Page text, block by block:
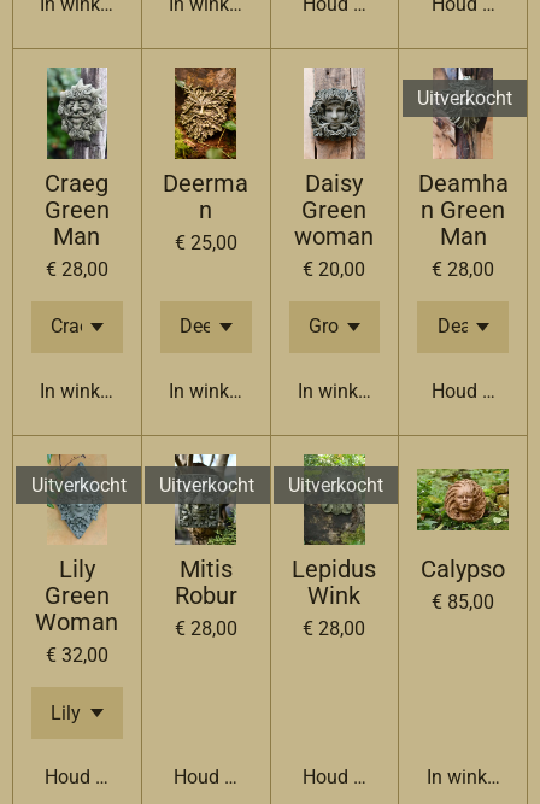
Craeg
Green
Man
€ 28,00
In winkelwagen
Deerma
n
€ 25,00
In winkelwagen
Daisy
Green
woman
€ 20,00
In winkelwagen
Uitverkocht
Deamha
n Green
Man
€ 28,00
Houd mij op
Uitverkocht
Lily
Green
Woman
€ 32,00
Houd mij op de hoogte
Uitverkocht
Mitis
Robur
€ 28,00
Houd mij op de hoogte
Uitverkocht
Lepidus
Wink
€ 28,00
Houd mij op de hoogte
Calypso
€ 85,00
In